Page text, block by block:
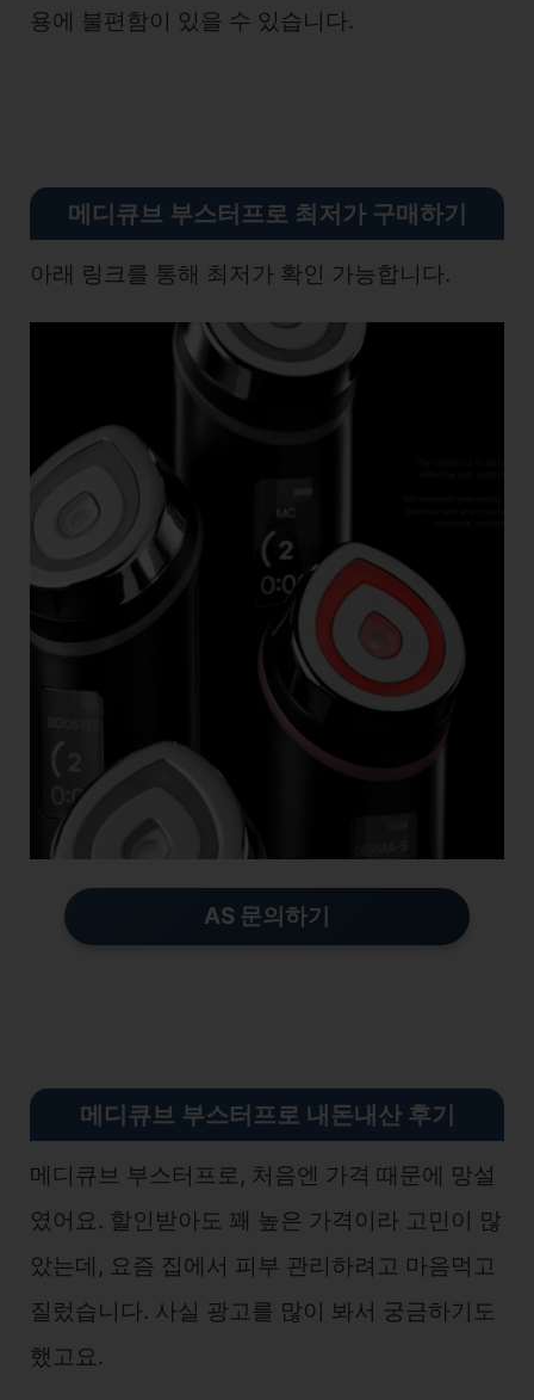
용에 불편함이 있을 수 있습니다.
메디큐브 부스터프로 최저가 구매하기
아래 링크를 통해 최저가 확인 가능합니다.
AS 문의하기
메디큐브 부스터프로 내돈내산 후기
메디큐브 부스터프로, 처음엔 가격 때문에 망설
였어요. 할인받아도 꽤 높은 가격이라 고민이 많
았는데, 요즘 집에서 피부 관리하려고 마음먹고
질렀습니다. 사실 광고를 많이 봐서 궁금하기도
했고요.